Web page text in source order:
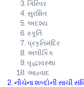
ગિરિવર
સુરક્ષિત
અદશ્ય
સ્કૂર્તિ
પ્રકૃતિમંદિર
અલૌકિક
વૃદ્ધાવસ્થા
આહ્વાદ
2. નીચેના શબ્દોની સાચી